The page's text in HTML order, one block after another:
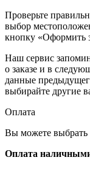
Проверьте
выбор
кнопку «Оформить
Наш сервис
о заказе и в
данные
выбирайте другие
Оплата
Вы можете выбрать
Оплата